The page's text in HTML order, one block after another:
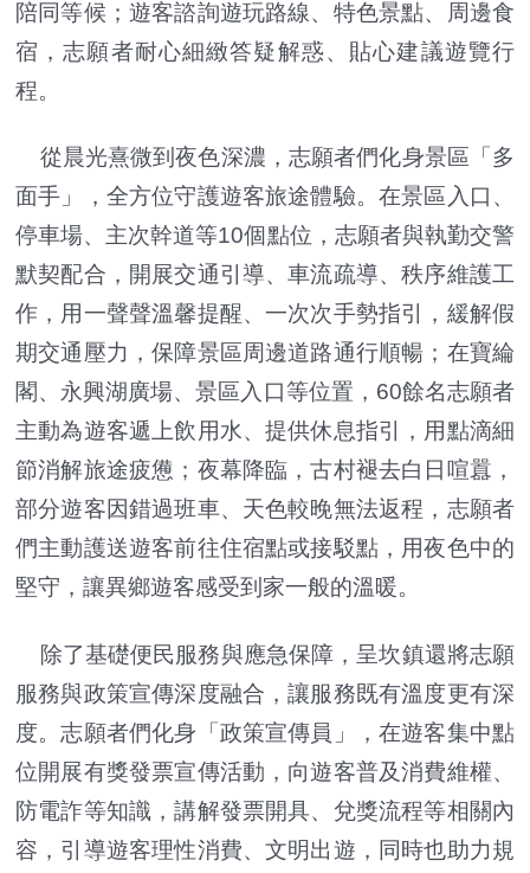
陪同等候；遊客諮詢遊玩路線、特色景點、周邊食
宿，志願者耐心細緻答疑解惑、貼心建議遊覽行
程。
從晨光熹微到夜色深濃，志願者們化身景區「多
面手」，全方位守護遊客旅途體驗。在景區入口、
停車場、主次幹道等10個點位，志願者與執勤交警
默契配合，開展交通引導、車流疏導、秩序維護工
作，用一聲聲溫馨提醒、一次次手勢指引，緩解假
期交通壓力，保障景區周邊道路通行順暢；在寶綸
閣、永興湖廣場、景區入口等位置，60餘名志願者
主動為遊客遞上飲用水、提供休息指引，用點滴細
節消解旅途疲憊；夜幕降臨，古村褪去白日喧囂，
部分遊客因錯過班車、天色較晚無法返程，志願者
們主動護送遊客前往住宿點或接駁點，用夜色中的
堅守，讓異鄉遊客感受到家一般的溫暖。
除了基礎便民服務與應急保障，呈坎鎮還將志願
服務與政策宣傳深度融合，讓服務既有溫度更有深
度。志願者們化身「政策宣傳員」，在遊客集中點
位開展有獎發票宣傳活動，向遊客普及消費維權、
防電詐等知識，講解發票開具、兌獎流程等相關內
容，引導遊客理性消費、文明出遊，同時也助力規